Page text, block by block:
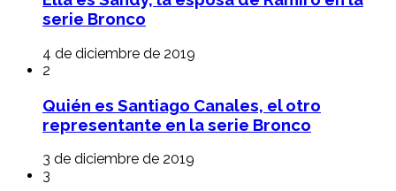
serie Bronco
4 de diciembre de 2019
2
Quién es Santiago Canales, el otro
representante en la serie Bronco
3 de diciembre de 2019
3